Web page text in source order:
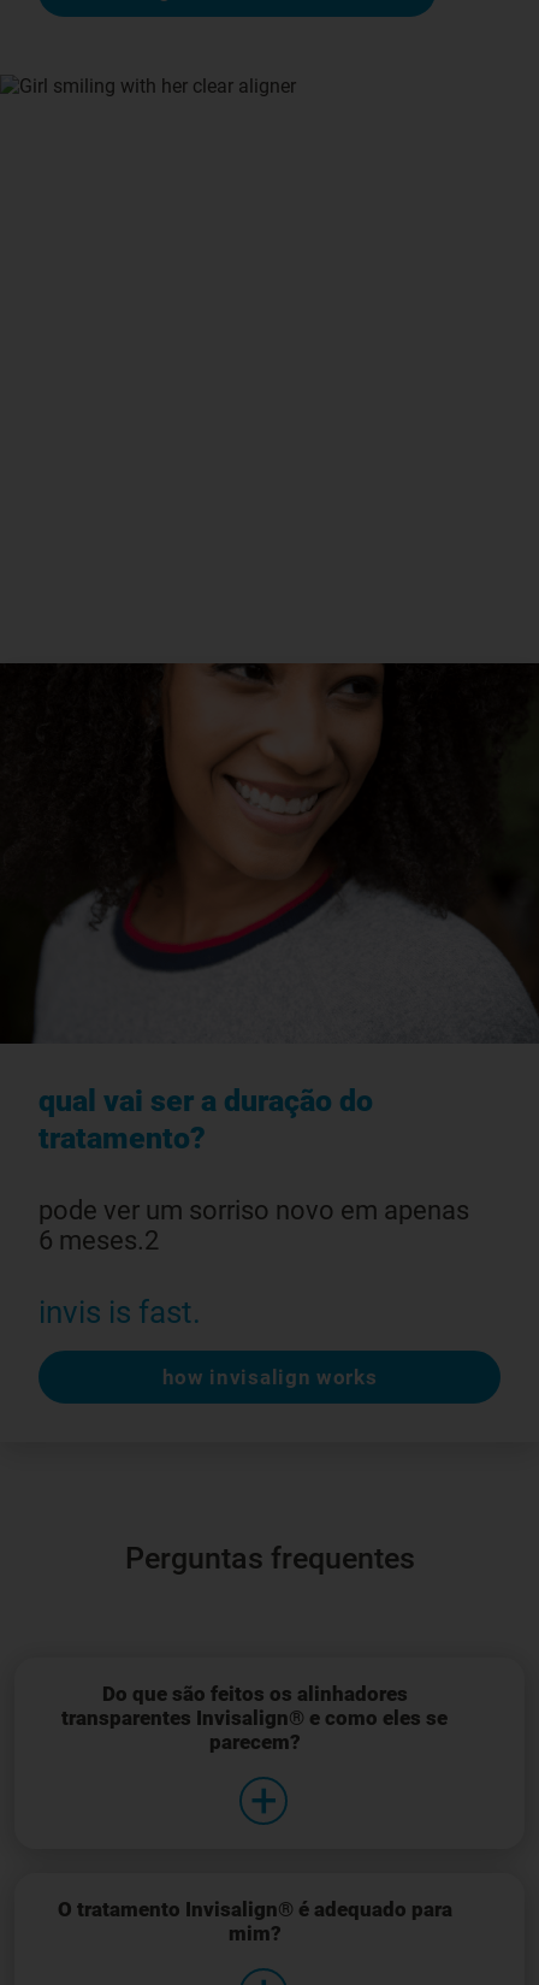
qual vai ser a duração do
tratamento?
pode ver um sorriso novo em apenas
6 meses.2
invis is fast.
how invisalign works
Perguntas frequentes
Do que são feitos os alinhadores
transparentes Invisalign® e como eles se
parecem?
O tratamento Invisalign® é adequado para
mim?